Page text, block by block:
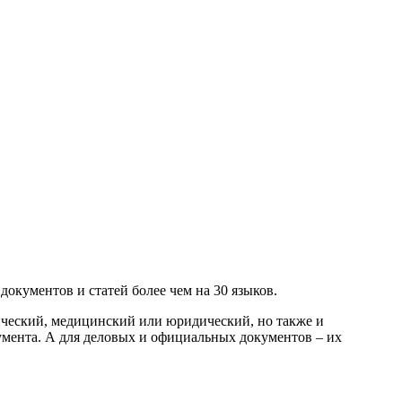
и статей более чем на 30 языков.
медицинский или юридический, но также и
А для деловых и официальных документов – их